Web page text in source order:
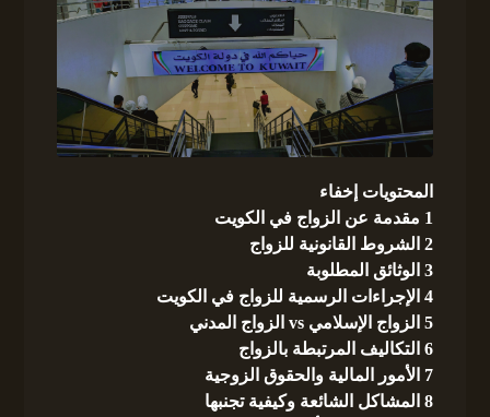
المحتويات إخفاء
1 مقدمة عن الزواج في الكويت
2 الشروط القانونية للزواج
3 الوثائق المطلوبة
4 الإجراءات الرسمية للزواج في الكويت
5 الزواج الإسلامي vs الزواج المدني
6 التكاليف المرتبطة بالزواج
7 الأمور المالية والحقوق الزوجية
8 المشاكل الشائعة وكيفية تجنبها